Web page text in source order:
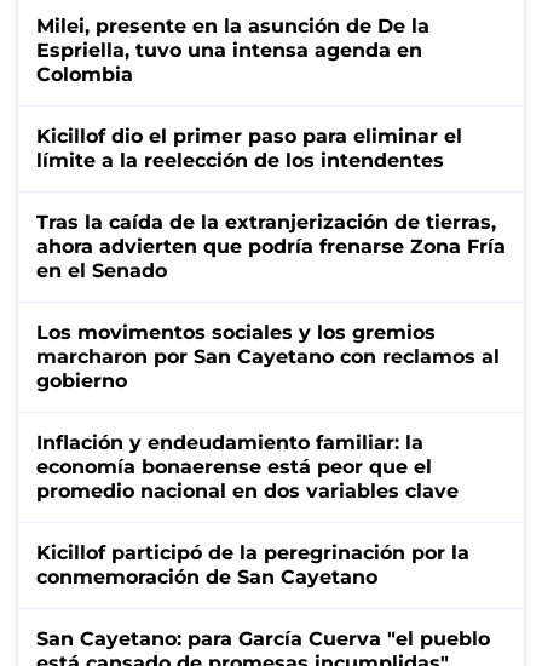
Milei, presente en la asunción de De la
Espriella, tuvo una intensa agenda en
Colombia
Kicillof dio el primer paso para eliminar el
límite a la reelección de los intendentes
Tras la caída de la extranjerización de tierras,
ahora advierten que podría frenarse Zona Fría
en el Senado
Los movimentos sociales y los gremios
marcharon por San Cayetano con reclamos al
gobierno
Inflación y endeudamiento familiar: la
economía bonaerense está peor que el
promedio nacional en dos variables clave
Kicillof participó de la peregrinación por la
conmemoración de San Cayetano
San Cayetano: para García Cuerva "el pueblo